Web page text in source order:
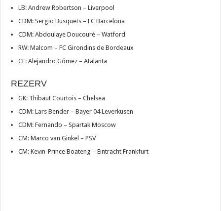
LB: Andrew Robertson – Liverpool
CDM: Sergio Busquets – FC Barcelona
CDM: Abdoulaye Doucouré – Watford
RW: Malcom – FC Girondins de Bordeaux
CF: Alejandro Gómez – Atalanta
REZERV
GK: Thibaut Courtois – Chelsea
CDM: Lars Bender – Bayer 04 Leverkusen
CDM: Fernando – Spartak Moscow
CM: Marco van Ginkel – PSV
CM: Kevin-Prince Boateng – Eintracht Frankfurt